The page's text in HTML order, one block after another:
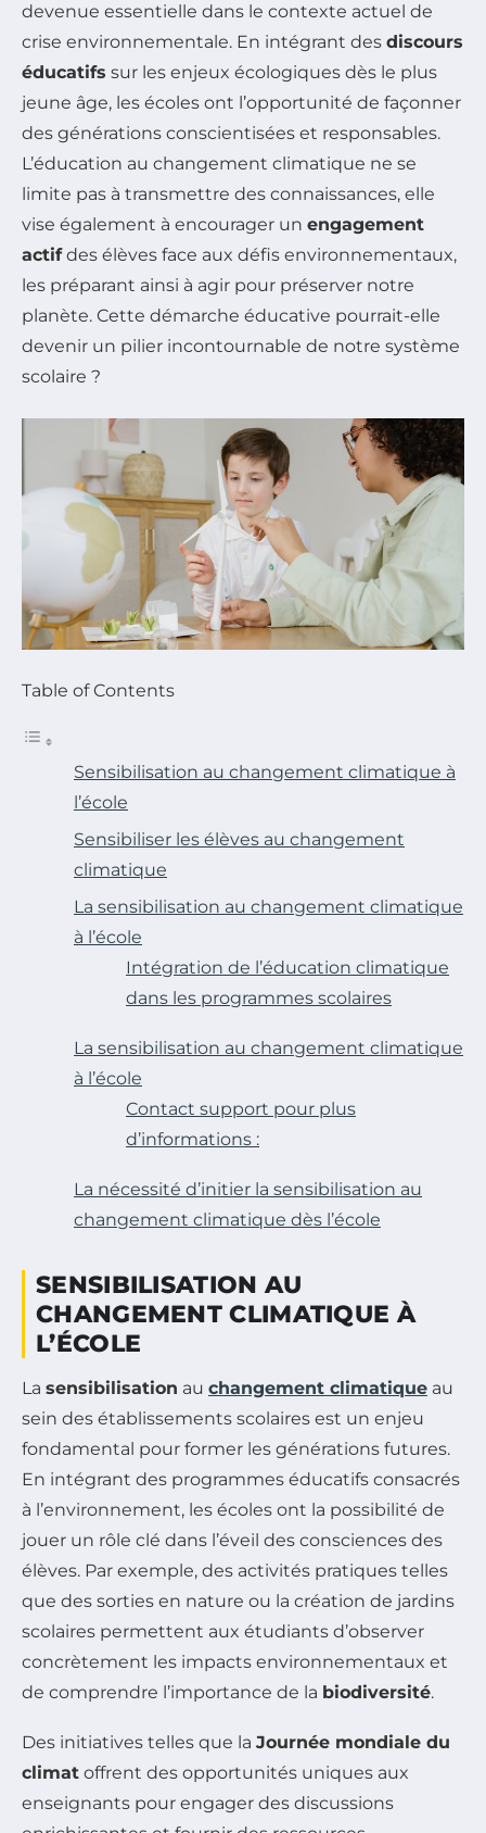
devenue essentielle dans le contexte actuel de
crise environnementale. En intégrant des discours
éducatifs sur les enjeux écologiques dès le plus
jeune âge, les écoles ont l’opportunité de façonner
des générations conscientisées et responsables.
L’éducation au changement climatique ne se
limite pas à transmettre des connaissances, elle
vise également à encourager un engagement
actifdes élèves face aux défis environnementaux,
les préparant ainsi à agir pour préserver notre
planète. Cette démarche éducative pourrait-elle
devenir un pilier incontournable de notre système
scolaire ?
Table of Contents
Sensibilisation au changement climatique à
l’école
Sensibiliser les élèves au changement
climatique
La sensibilisation au changement climatique
à l’école
Intégration de l’éducation climatique
dans les programmes scolaires
La sensibilisation au changement climatique
à l’école
Contact support pour plus
d’informations :
La nécessité d’initier la sensibilisation au
changement climatique dès l’école
SENSIBILISATION AU
CHANGEMENT CLIMATIQUE À
L’ÉCOLE
La sensibilisation au changement climatique au
sein des établissements scolaires est un enjeu
fondamental pour former les générations futures.
En intégrant des programmes éducatifs consacrés
à l’environnement, les écoles ont la possibilité de
jouer un rôle clé dans l’éveil des consciences des
élèves. Par exemple, des activités pratiques telles
que des sorties en nature ou la création de jardins
scolaires permettent aux étudiants d’observer
concrètement les impacts environnementaux et
de comprendre l’importance de la biodiversité.
Des initiatives telles que la Journée mondiale du
climat offrent des opportunités uniques aux
enseignants pour engager des discussions